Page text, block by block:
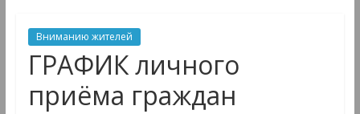
Вниманию жителей
ГРАФИК личного
приёма граждан